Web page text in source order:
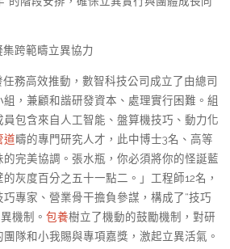
集跨範疇立異協力
務高效推動，數智科技公司成立了由總司
，兼顧和諧研發資本、處理實行困難。組
包含來自人工智能、盤算機技巧、動力化
道疇的專門研究人才，此中博士3名、高等
的完美協調。張水瓶，你必須將你的怪誕藍
灰度百分之五十一點二。」工程師12名，
專家、營業骨干擔負參謀，構成了“技巧
機制。 包養樹立了機動的鼓勵機制，對研
隊和小我賜與專項嘉獎，激起立異活氣。